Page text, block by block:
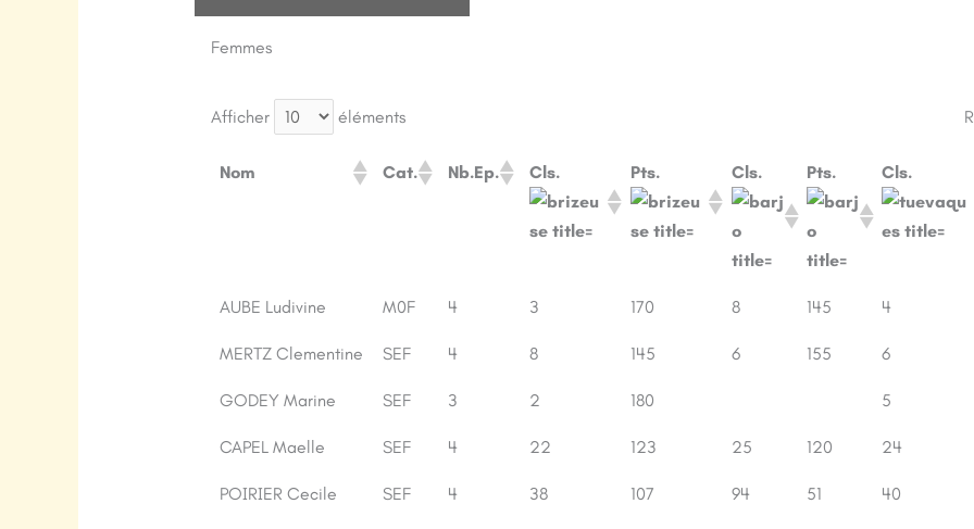
Femmes
Afficher éléments
Nom Cat. Nb.Ep. Cls. Pts. Cls. Pts. Cls.
Nom Cat. Nb.Ep. Cls. Pts. Cls. Pts. Cls.
AUBE Ludivine M0F 4 3 170 8 145 4
MERTZ Clementine SEF 4 8 145 6 155 6
GODEY Marine SEF 3 2 180 5
CAPEL Maelle SEF 4 22 123 25 120 24
POIRIER Cecile SEF 4 38 107 94 51 40